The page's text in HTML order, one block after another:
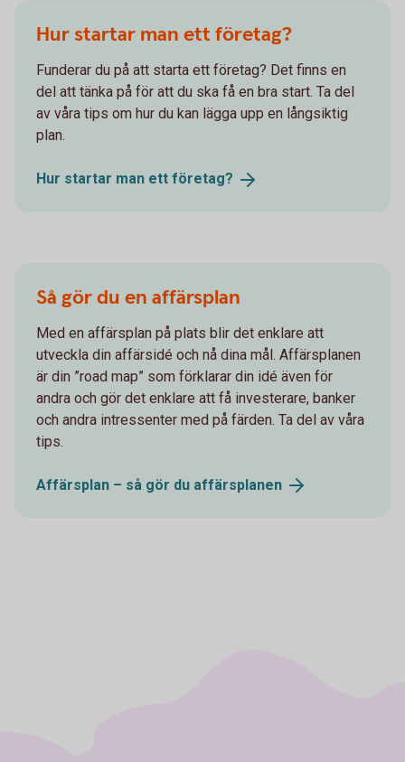
Hur startar man ett företag?
Funderar du på att starta ett företag? Det finns en
del att tänka på för att du ska få en bra start. Ta del
av våra tips om hur du kan lägga upp en långsiktig
plan.
Hur startar man ett företag?
Så gör du en affärsplan
Med en affärsplan på plats blir det enklare att
utveckla din affärsidé och nå dina mål. Affärsplanen
är din ”road map” som förklarar din idé även för
andra och gör det enklare att få investerare, banker
och andra intressenter med på färden. Ta del av våra
tips.
Affärsplan – så gör du affärsplanen